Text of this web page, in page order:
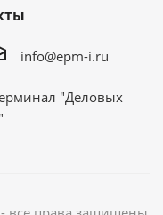
info@epm-i.ru
"Деловых